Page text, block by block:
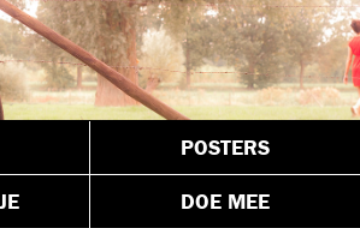
POSTERS
DOE MEE